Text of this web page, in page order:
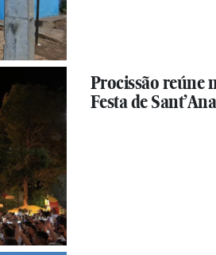
Procissão reúne
Festa de